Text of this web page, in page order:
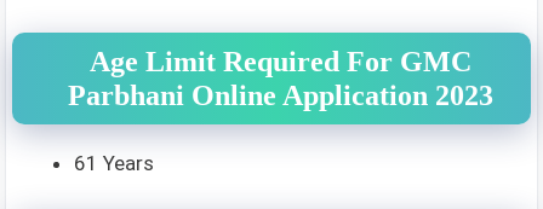
Age Limit Required For GMC
Parbhani Online Application 2023
61 Years